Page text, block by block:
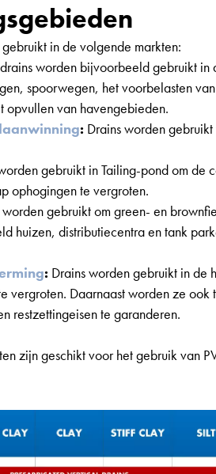
in de volgende markten:
worden bijvoorbeeld gebruikt
spoorwegen, het voorbelasten
opvullen van havengebieden.
: Drains worden
gebruikt in Tailing-pond om de
ophogingen te vergroten.
worden gebruikt om green- en
huizen, distributiecentra en tank
: Drains worden gebruikt in de
vergroten. Daarnaast worden ze
restzettingeisen te garanderen.
zijn geschikt voor het gebruik van